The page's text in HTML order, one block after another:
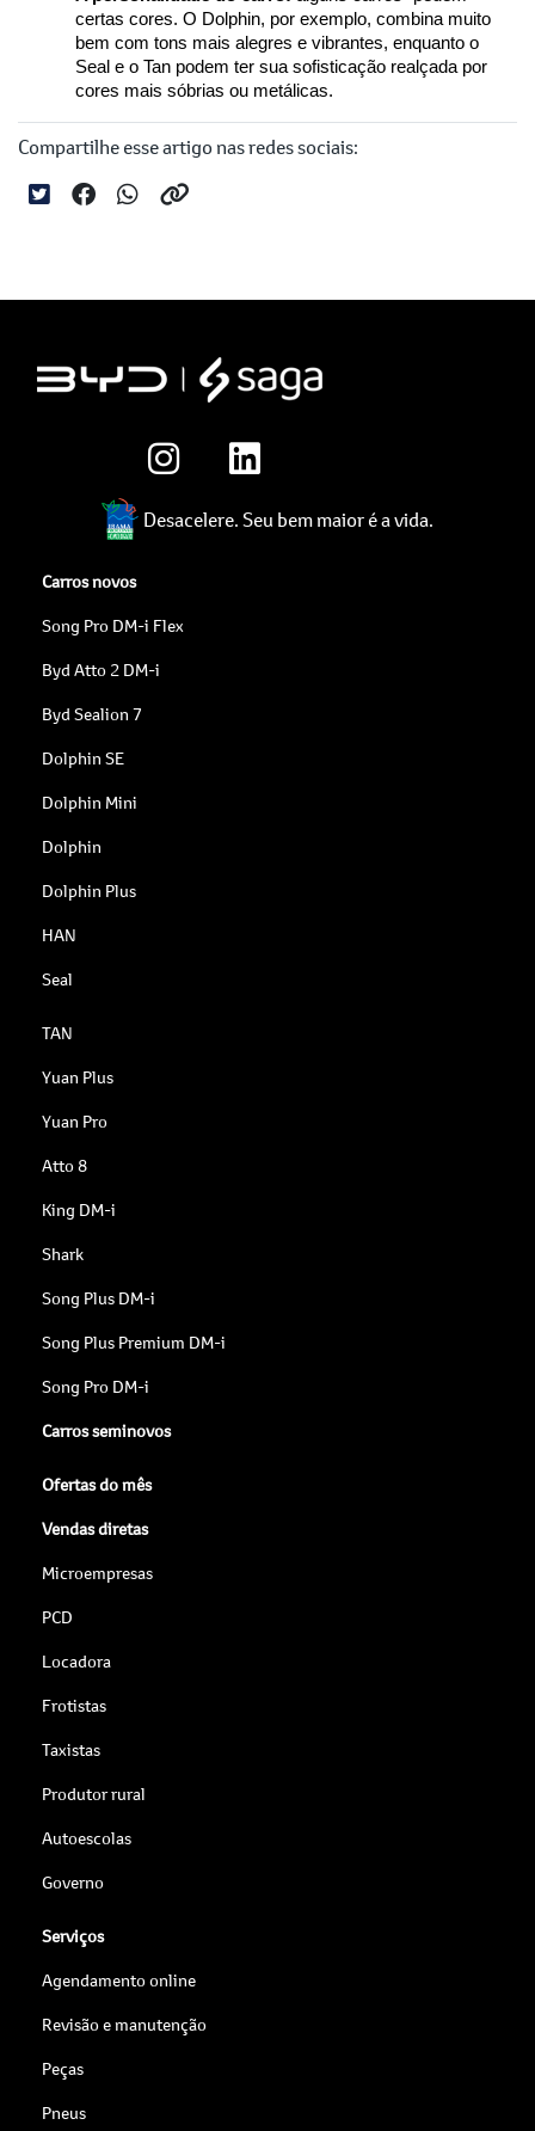
certas cores. O Dolphin, por exemplo, combina muito
bem com tons mais alegres e vibrantes, enquanto o
Seal e o Tan podem ter sua sofisticação realçada por
cores mais sóbrias ou metálicas.
Compartilhe esse artigo nas redes sociais:
Desacelere. Seu bem maior é a vida.
Carros novos
Song Pro DM-i Flex
Byd Atto 2 DM-i
Byd Sealion 7
Dolphin SE
Dolphin Mini
Dolphin
Dolphin Plus
HAN
Seal
TAN
Yuan Plus
Yuan Pro
Atto 8
King DM-i
Shark
Song Plus DM-i
Song Plus Premium DM-i
Song Pro DM-i
Carros seminovos
Ofertas do mês
Vendas diretas
Microempresas
PCD
Locadora
Frotistas
Taxistas
Produtor rural
Autoescolas
Governo
Serviços
Agendamento online
Revisão e manutenção
Peças
Pneus